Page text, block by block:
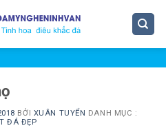
BỞI XUÂN TUYỂN
DANH MỤC :
ĐÁ ĐẸP